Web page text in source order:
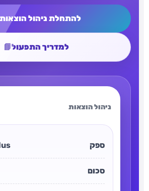
להתחלת ניהול הוצאות
למדריך התפעול📘
ניהול הוצאות
ספק
סכום